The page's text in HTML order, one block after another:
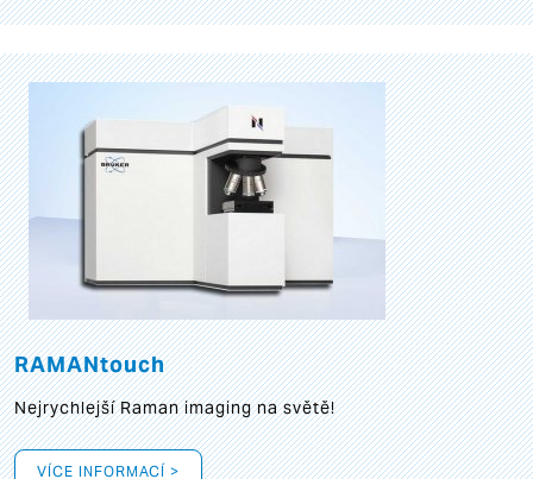
RAMANtouch
Nejrychlejší Raman imaging na světě!
VÍCE INFORMACÍ >